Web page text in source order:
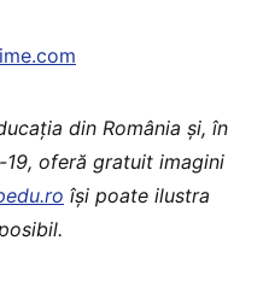
din România şi, în
oferă gratuit imagini
îşi poate ilustra